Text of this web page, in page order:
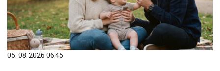
05. 08. 2026 06:45